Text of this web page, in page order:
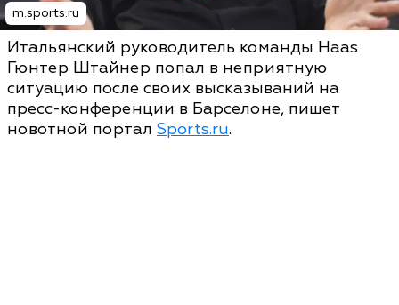
m.sports.ru
Итальянский руководитель команды Haas
Гюнтер Штайнер попал в неприятную
ситуацию после своих высказываний на
пресс-конференции в Барселоне, пишет
новотной портал Sports.ru.